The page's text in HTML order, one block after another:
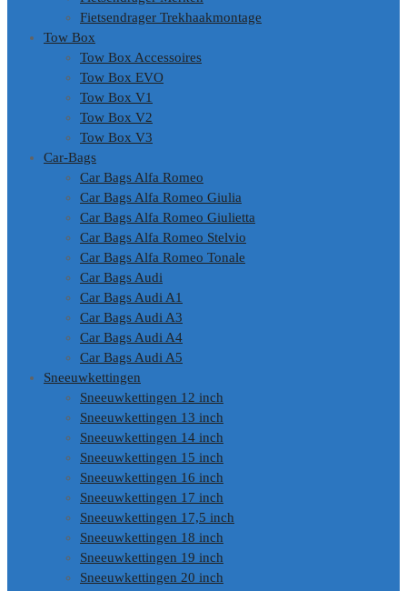
Fietsendrager Trekhaakmontage
Tow Box
Tow Box Accessoires
Tow Box EVO
Tow Box V1
Tow Box V2
Tow Box V3
Car-Bags
Car Bags Alfa Romeo
Car Bags Alfa Romeo Giulia
Car Bags Alfa Romeo Giulietta
Car Bags Alfa Romeo Stelvio
Car Bags Alfa Romeo Tonale
Car Bags Audi
Car Bags Audi A1
Car Bags Audi A3
Car Bags Audi A4
Car Bags Audi A5
Sneeuwkettingen
Sneeuwkettingen 12 inch
Sneeuwkettingen 13 inch
Sneeuwkettingen 14 inch
Sneeuwkettingen 15 inch
Sneeuwkettingen 16 inch
Sneeuwkettingen 17 inch
Sneeuwkettingen 17,5 inch
Sneeuwkettingen 18 inch
Sneeuwkettingen 19 inch
Sneeuwkettingen 20 inch